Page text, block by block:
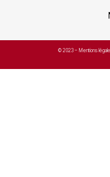
© 2023 – Mentions